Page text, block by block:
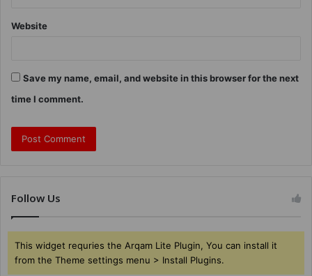
Website
Save my name, email, and website in this browser for the next
time I comment.
Follow Us
This widget requries the Arqam Lite Plugin, You can install it
from the Theme settings menu > Install Plugins.